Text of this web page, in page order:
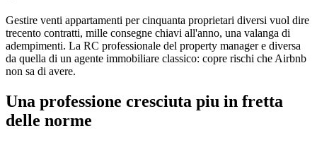
Gestire venti appartamenti per cinquanta proprietari diversi vuol dire
trecento contratti, mille consegne chiavi all'anno, una valanga di
adempimenti. La RC professionale del property manager e diversa
da quella di un agente immobiliare classico: copre rischi che Airbnb
non sa di avere.
Una professione cresciuta piu in fretta
delle norme